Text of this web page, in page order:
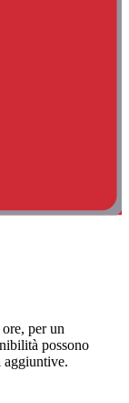
per un
possono
aggiuntive.